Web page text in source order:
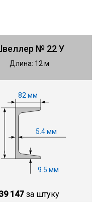
№ 22 У
Длина: 12 м
82 мм
5.4 мм
9.5 мм
147 за штуку